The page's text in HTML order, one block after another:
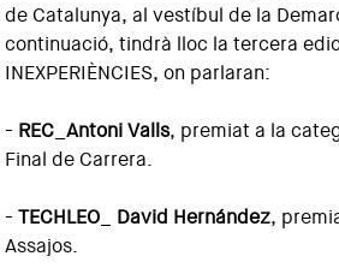
de Catalunya, al vestíbul de la
continuació, tindrà lloc la tercera
INEXPERIÈNCIES, on parlaran:
- REC _Antoni Valls, premiat a la
Final de Carrera.
-TECHLEO David Hernández,
Assajos.